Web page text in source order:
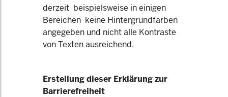
derzeit beispielsweise in einigen
Bereichen keine Hintergrundfarben
angegeben und nicht alle Kontraste
von Texten ausreichend.
Erstellung dieser Erklärung zur
Barrierefreiheit